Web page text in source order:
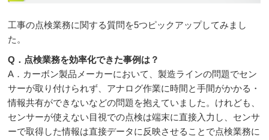
工事の点検業務に関する質問を5つピックアップしてみまし
た。
Q．点検業務を効率化できた事例は？
A．カーボン製品メーカーにおいて、製造ラインの問題でセン
サーが取り付けられず、アナログ作業に時間と手間がかかる・
情報共有ができないなどの問題を抱えていました。けれども、
センサーが使えない目視での点検は端末に直接入力し、センサ
ーで取得した情報は直接データに反映させることで点検業務に